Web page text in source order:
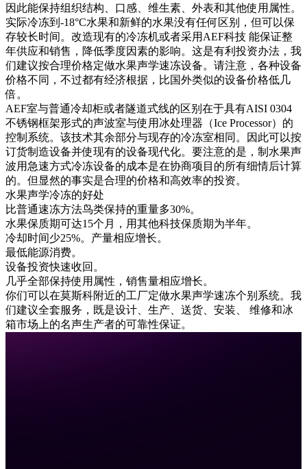
因此能保持组织结构、口感、维生素、外表和其他使用属性。
实际冷冻到-18°С水果和新鲜的水果没有任何区别，但可以保
存较长时间。改造现有的冷冻机或者采用AEF科技 能保证整
年供应和销售，降低季度因素的影响。这是有利投资办法，我
们建议按合理价格定做水果声学速冻设备。请注意，各种设备
价格不同，不过都有经济根据，比国外类似的设备价格低几
倍。
AEF室与普通冷却柜或者隧道式线的区别在于具有AISI 0304
不锈钢框架形式的声波室与使用冰处理器（Ice Processor）的
控制系统。该技术其余部分与现存的冷冻室相同。因此可以按
订货制造设备并使现有的设备现代化。要注意的是，制水果声
波用急速方式冷冻设备的成本是在协商项目的所有细情后计算
的。但显然的事实是合理的价格和高效率的投资。
水果声学冷冻的好处
比普通速冻方法鸟类保持的重量多30%。
水果保质期可达15个月，用其他科技保质期为半年。
冷却时间少25%。产量相应增长。
最低能源消费。
设备投资快速收回。
几乎全部保持使用属性，销售量相应增长。
你们可以在莫斯科附近的工厂定做水果声学速冻个别系统。我
们建议全套服务，既是设计、生产、送货、安装、 维修和冰
箱市场上的名声生产者的可靠性保证。